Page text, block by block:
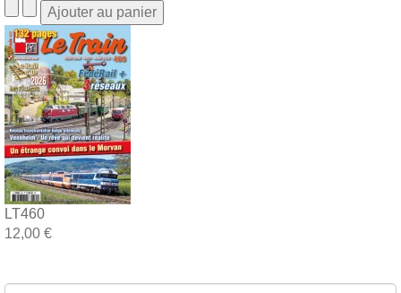
LT460
12,00 €